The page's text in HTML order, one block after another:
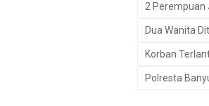
2 Perempuan
Dua Wanita
Korban
Polresta